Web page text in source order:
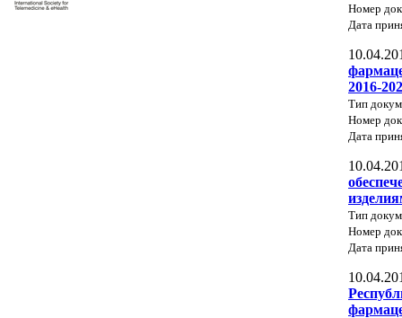
Номер
Дата
2016-
Тип
Номер
Дата
Тип
Номер
Дата